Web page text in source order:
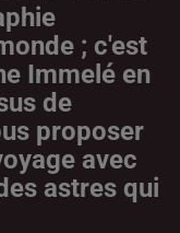
; c'est
Immelé en
de
proposer
avec
astres qui